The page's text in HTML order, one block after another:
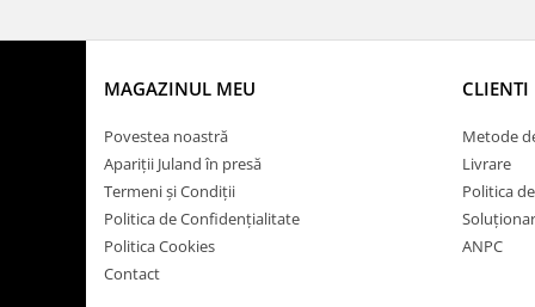
MAGAZINUL MEU
Povestea noastră
Apariții Juland în presă
Termeni și Condiții
Politica de Confidențialitate
Politica Cookies
Contact
CLIENTI
Metode
Livrare
Politica
ANPC